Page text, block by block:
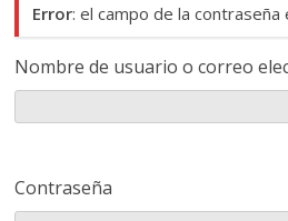
Error: el campo de la contraseña
Nombre de usuario o correo
Contraseña